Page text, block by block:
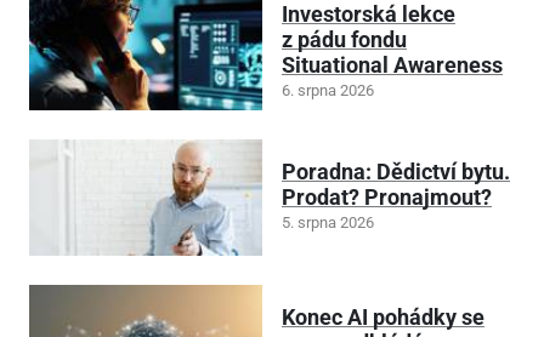
Investorská lekce
z pádu fondu
Situational Awareness
6. srpna 2026
Poradna: Dědictví bytu.
Prodat? Pronajmout?
5. srpna 2026
Konec AI pohádky se